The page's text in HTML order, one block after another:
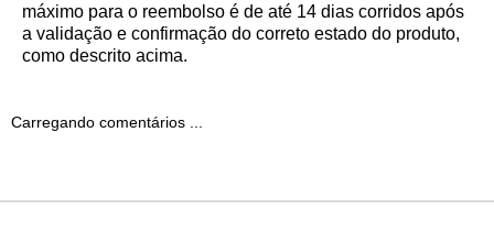
máximo para o reembolso é de até 14 dias corridos após
a validação e confirmação do correto estado do produto,
como descrito acima.
Carregando comentários ...